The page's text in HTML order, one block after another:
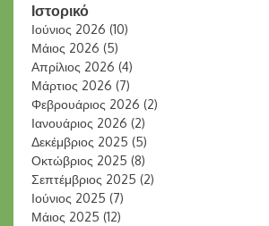
Ιστορικό
Ιούνιος 2026 (10)
Μάιος 2026 (5)
Απρίλιος 2026 (4)
Μάρτιος 2026 (7)
Φεβρουάριος 2026 (2)
Ιανουάριος 2026 (2)
Δεκέμβριος 2025 (5)
Οκτώβριος 2025 (8)
Σεπτέμβριος 2025 (2)
Ιούνιος 2025 (7)
Μάιος 2025 (12)